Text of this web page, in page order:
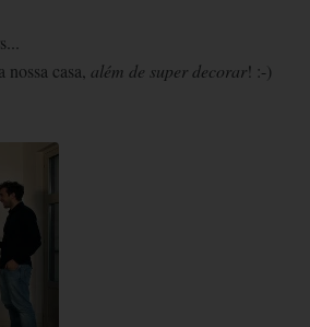
casa, além de super decorar! :-)